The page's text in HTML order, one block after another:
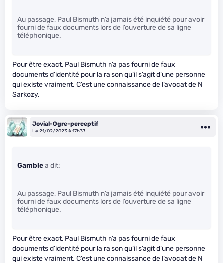
Au passage, Paul Bismuth n’a jamais été inquiété pour avoir
fourni de faux documents lors de l’ouverture de sa ligne
téléphonique.
Pour être exact, Paul Bismuth n’a pas fourni de faux
documents d’identité pour la raison qu’il s’agit d’une personne
qui existe vraiment. C’est une connaissance de l’avocat de N
Sarkozy.
Jovial-Ogre-perceptif
Le 21/02/2023 à 17h37
Gamblea dit:
Au passage, Paul Bismuth n’a jamais été inquiété pour avoir
fourni de faux documents lors de l’ouverture de sa ligne
téléphonique.
Pour être exact, Paul Bismuth n’a pas fourni de faux
documents d’identité pour la raison qu’il s’agit d’une personne
qui existe vraiment. C’est une connaissance de l’avocat de N